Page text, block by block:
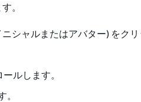
。
シャルまたはアバター) をクリ
ルします。
。